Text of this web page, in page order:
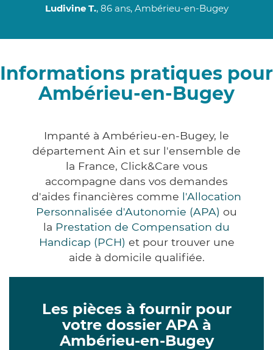
Ludivine T., 86 ans, Ambérieu-en-Bugey
Informations pratiques pour
Ambérieu-en-Bugey
Impanté à Ambérieu-en-Bugey, le
département Ain et sur l'ensemble de
la France, Click&Care vous
accompagne dans vos demandes
d'aides financières comme l'Allocation
Personnalisée d'Autonomie (APA) ou
la Prestation de Compensation du
Handicap (PCH) et pour trouver une
aide à domicile qualifiée.
Les pièces à fournir pour
votre dossier APA à
Ambérieu-en-Bugey